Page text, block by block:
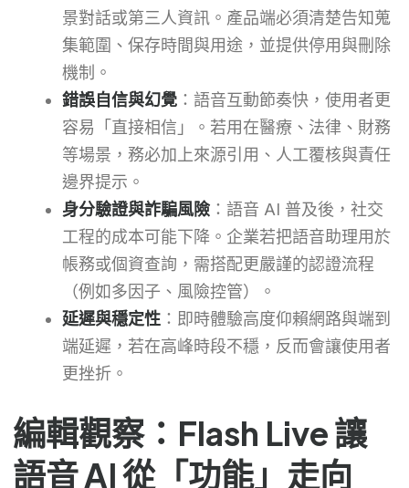
景對話或第三人資訊。產品端必須清楚告知蒐
集範圍、保存時間與用途，並提供停用與刪除
機制。
錯誤自信與幻覺：語音互動節奏快，使用者更
容易「直接相信」。若用在醫療、法律、財務
等場景，務必加上來源引用、人工覆核與責任
邊界提示。
身分驗證與詐騙風險：語音 AI 普及後，社交
工程的成本可能下降。企業若把語音助理用於
帳務或個資查詢，需搭配更嚴謹的認證流程
（例如多因子、風險控管）。
延遲與穩定性：即時體驗高度仰賴網路與端到
端延遲，若在高峰時段不穩，反而會讓使用者
更挫折。
編輯觀察：Flash Live 讓
語音 AI 從「功能」走向